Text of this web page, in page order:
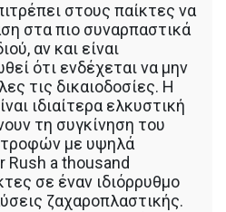
στους παίκτες να
στα πιο συναρπαστικά
αν και είναι
ότι ενδέχεται να μην
τις δικαιοδοσίες. Η
ιδιαίτερα ελκυστική
τη συγκίνηση του
με υψηλά
Rush a thousand
σε έναν ιδιόρρυθμο
ζαχαροπλαστικής.